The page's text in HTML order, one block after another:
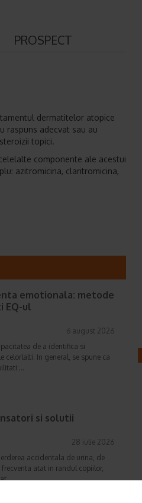
PROSPECT
dermatitelor atopice
raspuns adecvat sau au
topici.
componente ale acestui
azitromicina, claritromicina,
emotionala: metode
EQ-ul
6 august 2026
de a identifica si
celorlalti. In general, se spune ca
si solutii
28 iulie 2026
accidentala de urina, de
atat in randul copiilor,